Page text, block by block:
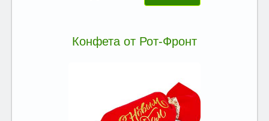
Конфета от Рот-Фронт